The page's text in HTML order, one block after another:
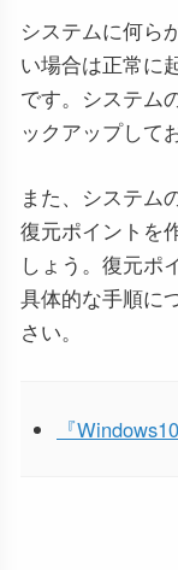
システムに何ら
い場合は正常に
です。システム
ックアップして
また、システム
復元ポイントを
しょう。復元ポ
具体的な手順に
さい。
『